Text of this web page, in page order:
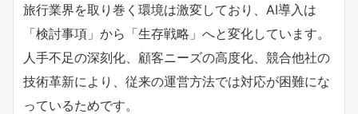
旅行業界を取り巻く環境は激変しており、AI導入は
「検討事項」から「生存戦略」へと変化しています。
人手不足の深刻化、顧客ニーズの高度化、競合他社の
技術革新により、従来の運営方法では対応が困難にな
っているためです。